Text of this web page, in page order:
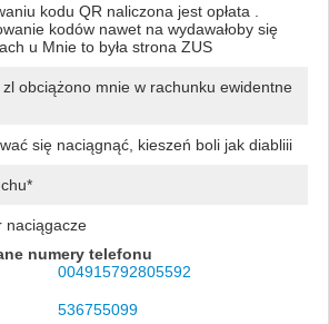
kodu QR naliczona jest opłata .
kodów nawet na wydawałoby się
u Mnie to była strona ZUS
obciążono mnie w rachunku ewidentne
się naciągnąć, kieszeń boli jak diabliii
naciągacze
numery telefonu
004915792805592
536755099